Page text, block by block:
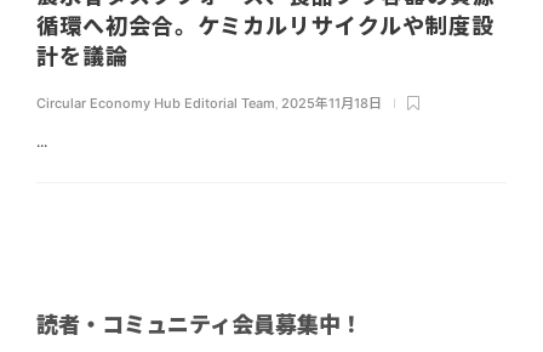
循環へ初会合。ケミカルリサイクルや制度設
計を議論
Circular Economy Hub Editorial Team 2025年11月18日
...
読者・コミュニティ会員募集中！